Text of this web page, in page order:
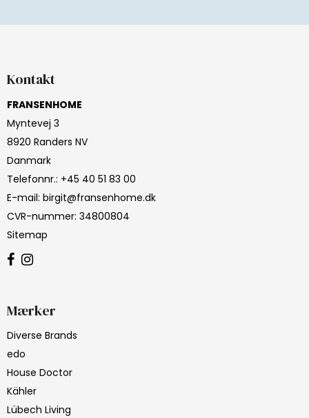
Kontakt
FRANSENHOME
Myntevej 3
8920 Randers NV
Danmark
Telefonnr.: +45 40 51 83 00
E-mail: birgit@fransenhome.dk
CVR-nummer: 34800804
Sitemap
Mærker
Diverse Brands
edo
House Doctor
Kähler
Lübech Living